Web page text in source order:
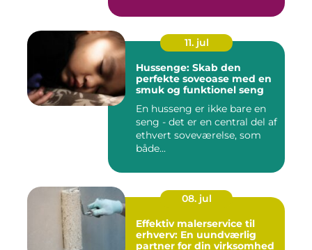
11. jul
Hussenge: Skab den
perfekte soveoase med en
smuk og funktionel seng
En husseng er ikke bare en
seng - det er en central del af
ethvert soveværelse, som
både...
08. jul
Effektiv malerservice til
erhverv: En uundværlig
partner for din virksomhed